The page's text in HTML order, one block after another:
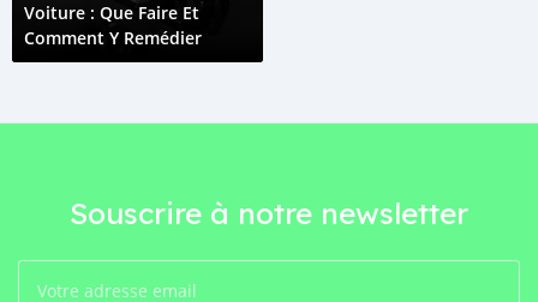
Voiture : Que Faire Et
Comment Y Remédier
Souscrire à notre newsletter